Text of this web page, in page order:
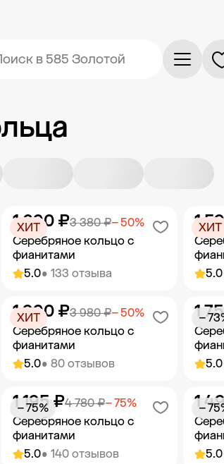
в 585 Золотой
5.0• 133 отзыва
Серебряное кольцо с
фианитами
3 380 ₽− 50%
1 690 ₽
ХИТ
Добавить в корзину
5.0
1ХИТ
5.0• 80 отзывов
Серебряное кольцо с
фианитами
3 980 ₽− 50%
1 990 ₽
ХИТ
Добавить в корзину
5.0
1
−
5.0• 140 отзывов
Серебряное кольцо с
фианитами
4 780 ₽− 75%
1 195 ₽
− 75%
5.0
1
−